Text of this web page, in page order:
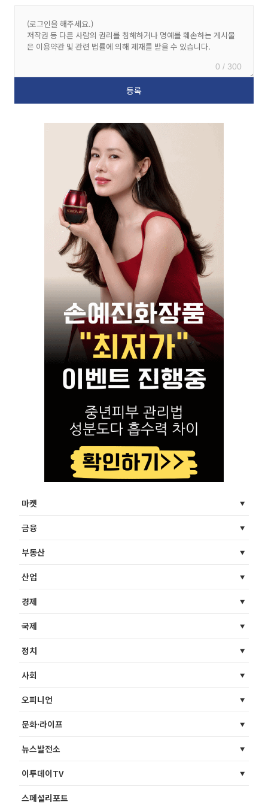
0 / 300
마켓
금융
부동산
산업
경제
국제
정치
사회
오피니언
문화·라이프
뉴스발전소
이투데이TV
스페셜리포트